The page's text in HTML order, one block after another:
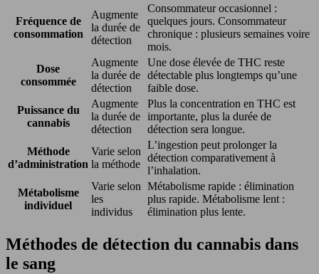
Fréquence de
consommation
Augmente
la durée de
détection
Consommateur occasionnel :
quelques jours. Consommateur
chronique : plusieurs semaines voire
mois.
Dose
consommée
Augmente
la durée de
détection
Une dose élevée de THC reste
détectable plus longtemps qu’une
faible dose.
Puissance du
cannabis
Augmente
la durée de
détection
Plus la concentration en THC est
importante, plus la durée de
détection sera longue.
Méthode
d’administration
Varie selon
la méthode
L’ingestion peut prolonger la
détection comparativement à
l’inhalation.
Métabolisme
individuel
Varie selon
les
individus
Métabolisme rapide : élimination
plus rapide. Métabolisme lent :
élimination plus lente.
Méthodes de détection du cannabis dans
le sang